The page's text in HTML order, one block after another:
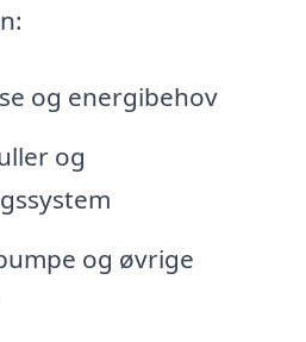
og energibehov
og
og øvrige